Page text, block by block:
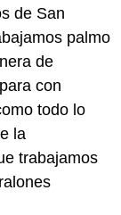
de San
palmo
de
con
todo lo
la
trabajamos